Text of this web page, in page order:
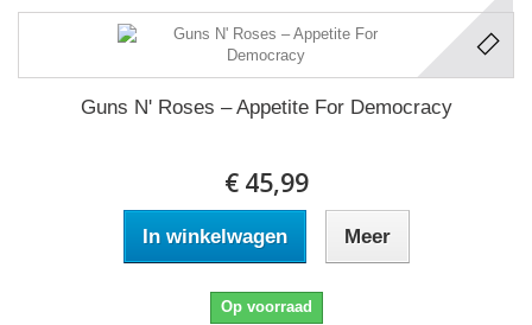
Guns N' Roses ‎– Appetite For Democracy
€ 45,99
In winkelwagen Meer
Op voorraad